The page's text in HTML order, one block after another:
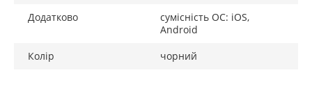
Додатково
сумісність ОС: iOS,
Android
Колір
чорний